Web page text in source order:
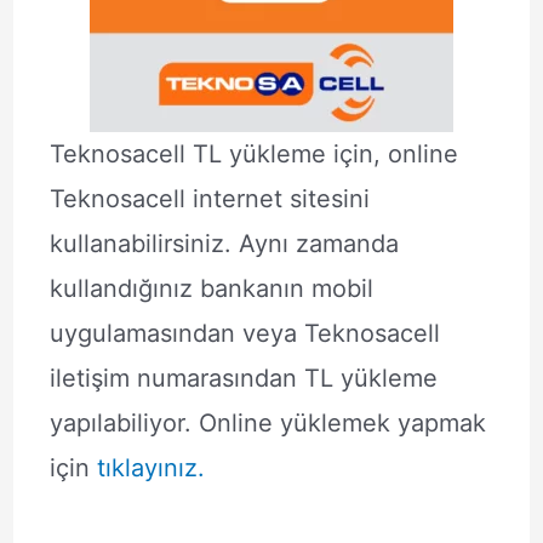
Teknosacell TL yükleme için, online
Teknosacell internet sitesini
kullanabilirsiniz. Aynı zamanda
kullandığınız bankanın mobil
uygulamasından veya Teknosacell
iletişim numarasından TL yükleme
yapılabiliyor. Online yüklemek yapmak
için tıklayınız.